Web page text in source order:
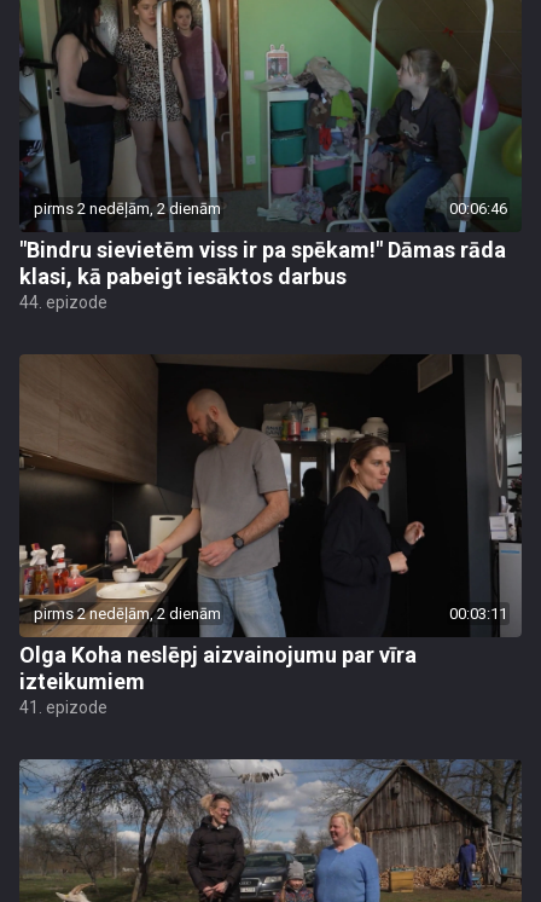
pirms 2 nedēļām, 2 dienām 00:06:46
"Bindru sievietēm viss ir pa spēkam!" Dāmas rāda
klasi, kā pabeigt iesāktos darbus
44. epizode
pirms 2 nedēļām, 2 dienām 00:03:11
Olga Koha neslēpj aizvainojumu par vīra
izteikumiem
41. epizode